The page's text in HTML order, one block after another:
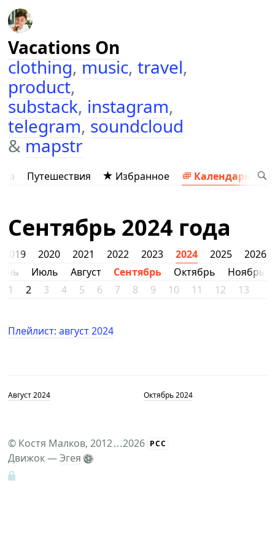
Vacations On
clothing,music,travel,
product,
substack, instagram,
telegram,soundcloud
&mapstr
Путешествия Избранное Календарь
Сентябрь 2024 года
2019 2020 2021 2022 2023 2024 2025
2026
Июль Август Сентябрь Октябрь
Ноябрь
1
2 3 4 5 6 7 8 9 10 11 12 13
Плейлист: август 2024
Август 2024 Октябрь 2024
© Костя Малков, 2012...2026 РСС
Движок —Эгея